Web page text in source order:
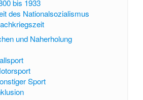
bis 1933
des Nationalsozialismus
und Naherholung
Sport